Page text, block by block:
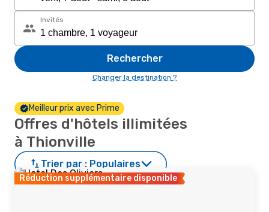
Invités
Rechercher
Changer la destination ?
Meilleur prix avec Prime
Offres d'hôtels illimitées
à Thionville
Trier par : Populaires
Réduction supplémentaire disponible